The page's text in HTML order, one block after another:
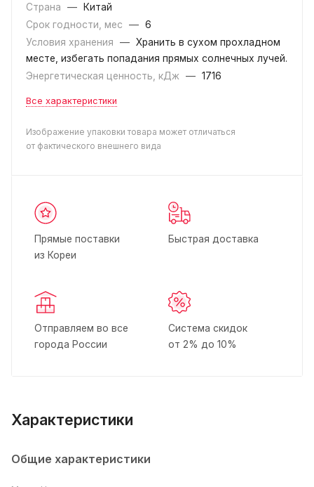
Страна
—
Китай
Срок годности, мес
— 6
Условия хранения
— Хранить в сухом прохладном
месте, избегать попадания прямых солнечных лучей.
Энергетическая ценность, кДж
— 1716
Все характеристики
Изображение упаковки товара может отличаться
от фактического внешнего вида
Прямые поставки
из Кореи
Быстрая доставка
Отправляем во все
города России
Система скидок
от 2% до 10%
Характеристики
Общие характеристики